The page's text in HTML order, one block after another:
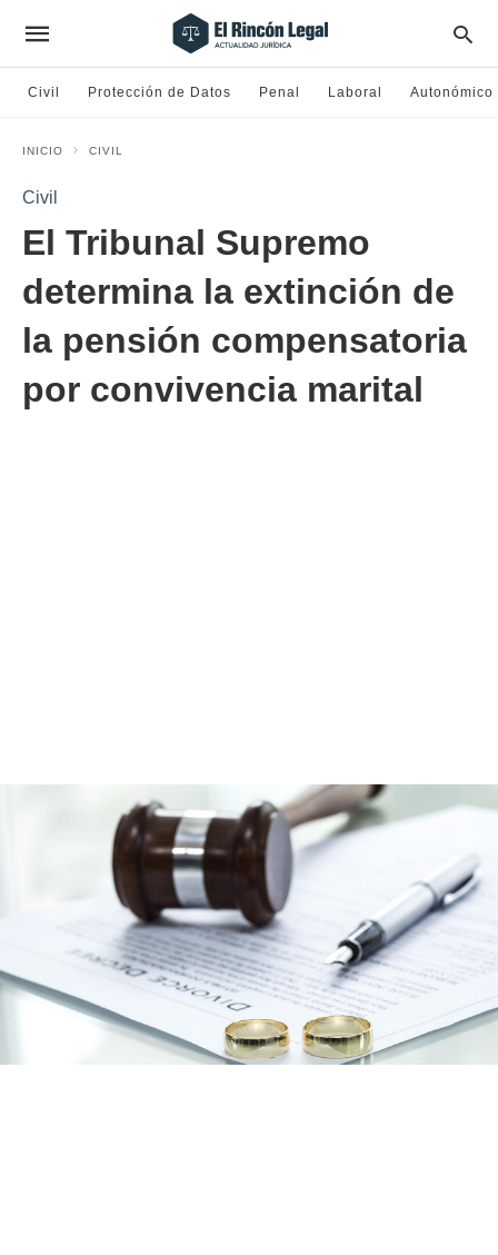
Civil Protección de Datos Penal Laboral Autonómico
INICIO CIVIL
Civil
El Tribunal Supremo
determina la extinción de
la pensión compensatoria
por convivencia marital